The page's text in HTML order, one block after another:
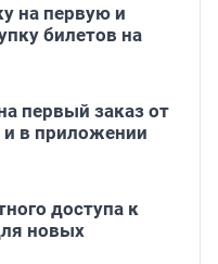
на первую и
билетов на
первый заказ от
и в приложении
доступа к
новых